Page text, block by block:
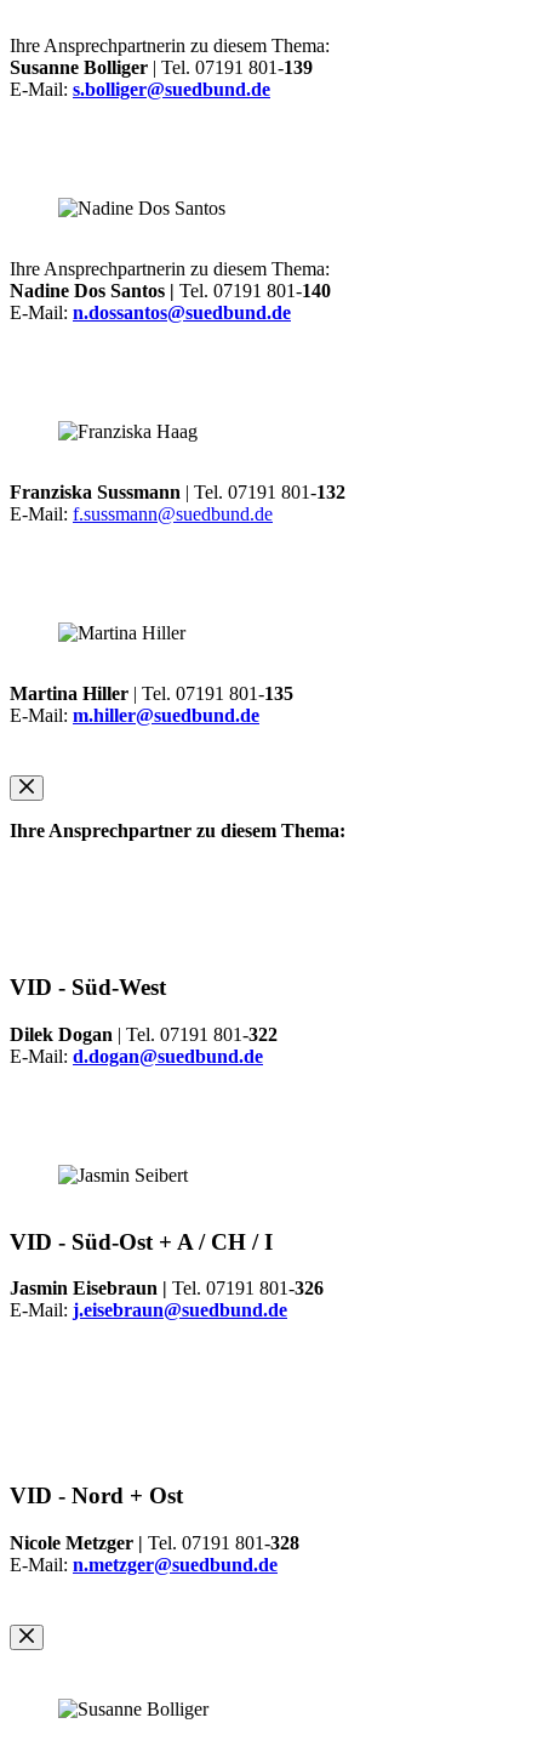
Ihre Ansprechpartnerin zu diesem Thema:
Susanne Bolliger | Tel. 07191 801-139
E-Mail: s.bolliger@suedbund.de
Ihre Ansprechpartnerin zu diesem Thema:
Nadine Dos Santos | Tel. 07191 801-140
E-Mail: n.dossantos@suedbund.de
Franziska Sussmann | Tel. 07191 801-132
E-Mail: f.sussmann@suedbund.de
Martina Hiller | Tel. 07191 801-135
E-Mail: m.hiller@suedbund.de
Ihre Ansprechpartner zu diesem Thema:
VID - Süd-West
Dilek Dogan | Tel. 07191 801-322
E-Mail: d.dogan@suedbund.de
VID - Süd-Ost + A / CH / I
Jasmin Eisebraun | Tel. 07191 801-326
E-Mail: j.eisebraun@suedbund.de
VID - Nord + Ost
Nicole Metzger | Tel. 07191 801-328
E-Mail: n.metzger@suedbund.de